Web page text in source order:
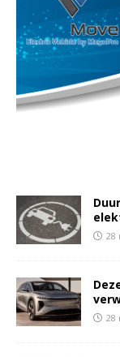
28
28